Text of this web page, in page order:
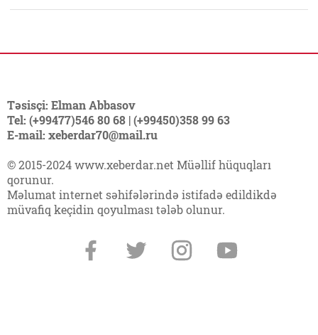
Təsisçi: Elman Abbasov
Tel: (+99477)546 80 68 | (+99450)358 99 63
E-mail: xeberdar70@mail.ru
© 2015-2024 www.xeberdar.net Müəllif hüquqları
qorunur.
Məlumat internet səhifələrində istifadə edildikdə
müvafiq keçidin qoyulması tələb olunur.